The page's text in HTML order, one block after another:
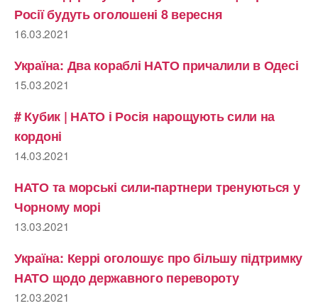
Росії будуть оголошені 8 вересня
16.03.2021
Україна: Два кораблі НАТО причалили в Одесі
15.03.2021
# Кубик | НАТО і Росія нарощують сили на
кордоні
14.03.2021
НАТО та морські сили-партнери тренуються у
Чорному морі
13.03.2021
Україна: Керрі оголошує про більшу підтримку
НАТО щодо державного перевороту
12.03.2021